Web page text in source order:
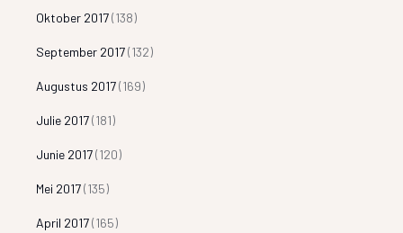
Oktober 2017(138)
September 2017(132)
Augustus 2017(169)
Julie 2017(181)
Junie 2017(120)
Mei 2017(135)
April 2017(165)